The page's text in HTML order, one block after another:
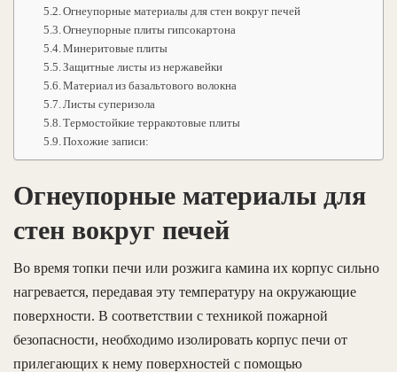
Огнеупорные материалы для стен вокруг печей
Огнеупорные плиты гипсокартона
Минеритовые плиты
Защитные листы из нержавейки
Материал из базальтового волокна
Листы суперизола
Термостойкие терракотовые плиты
Похожие записи:
Огнеупорные материалы для
стен вокруг печей
Во время топки печи или розжига камина их корпус сильно
нагревается, передавая эту температуру на окружающие
поверхности. В соответствии с техникой пожарной
безопасности, необходимо изолировать корпус печи от
прилегающих к нему поверхностей с помощью